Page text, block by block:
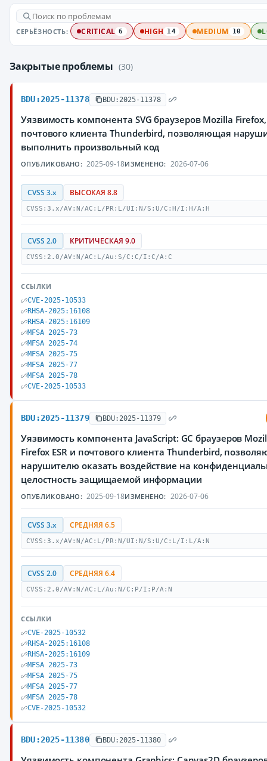
СЕРЬЁЗНОСТЬ: CRITICAL 6 HIGH 14 MEDIUM 10
Закрытые проблемы (30)
BDU:2025-11378 BDU:2025-11378
Уязвимость компонента SVG браузеров Mozilla Firefox,
почтового клиента Thunderbird, позволяющая
выполнить произвольный код
ОПУБЛИКОВАНО: 2025-09-18ИЗМЕНЕНО: 2026-07-06
CVSS 3.x ВЫСОКАЯ 8.8
CVSS:3.x/AV:N/AC:L/PR:L/UI:N/S:U/C:H/I:H/A:H
CVSS 2.0 КРИТИЧЕСКАЯ 9.0
CVSS:2.0/AV:N/AC:L/Au:S/C:C/I:C/A:C
ССЫЛКИ
CVE-2025-10533
RHSA-2025:16108
RHSA-2025:16109
MFSA 2025-73
MFSA 2025-74
MFSA 2025-75
MFSA 2025-77
MFSA 2025-78
CVE-2025-10533
BDU:2025-11379 BDU:2025-11379
Уязвимость компонента JavaScript: GC браузеров
Firefox ESR и почтового клиента Thunderbird,
нарушителю оказать воздействие на
целостность защищаемой информации
ОПУБЛИКОВАНО: 2025-09-18ИЗМЕНЕНО: 2026-07-06
CVSS 3.x СРЕДНЯЯ 6.5
CVSS:3.x/AV:N/AC:L/PR:N/UI:N/S:U/C:L/I:L/A:N
CVSS 2.0 СРЕДНЯЯ 6.4
CVSS:2.0/AV:N/AC:L/Au:N/C:P/I:P/A:N
ССЫЛКИ
CVE-2025-10532
RHSA-2025:16108
RHSA-2025:16109
MFSA 2025-73
MFSA 2025-75
MFSA 2025-77
MFSA 2025-78
CVE-2025-10532
BDU:2025-11380 BDU:2025-11380